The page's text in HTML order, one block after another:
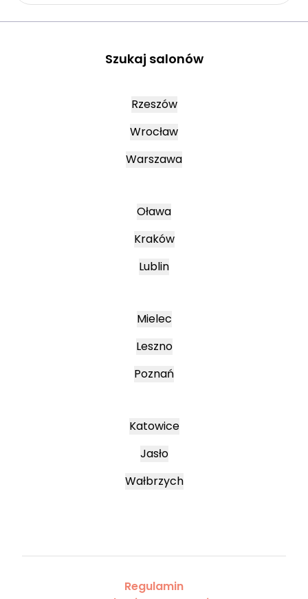
Szukaj salonów
Rzeszów
Wrocław
Warszawa
Oława
Kraków
Lublin
Mielec
Leszno
Poznań
Katowice
Jasło
Wałbrzych
Regulamin